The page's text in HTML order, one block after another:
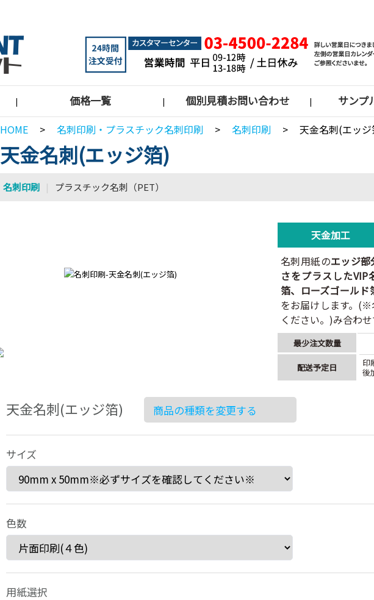
| 価格一覧 | 個別見積お問い合わせ |
サンプ
HOME > 名刺印刷・プラスチック名刺印刷 > 名刺印刷 > 天金名刺(エッ
天金名刺(エッジ箔)
名刺印刷 | プラスチック名刺（PET）
天金加工
名刺用紙のエッジ
さをプラスしたVIP
箔、ローズゴールド
をお届けします。
ください。)み合わ
最少注文数量
配送予定日
印
後
天金名刺(エッジ箔)
サイズ
色数
用紙選択